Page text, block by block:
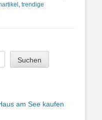
, trendige
Suchen
am See kaufen